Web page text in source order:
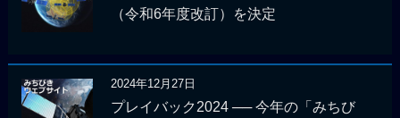
（令和6年度改訂）を決定
2024年12月27日
プレイバック2024 ── 今年の「みちび